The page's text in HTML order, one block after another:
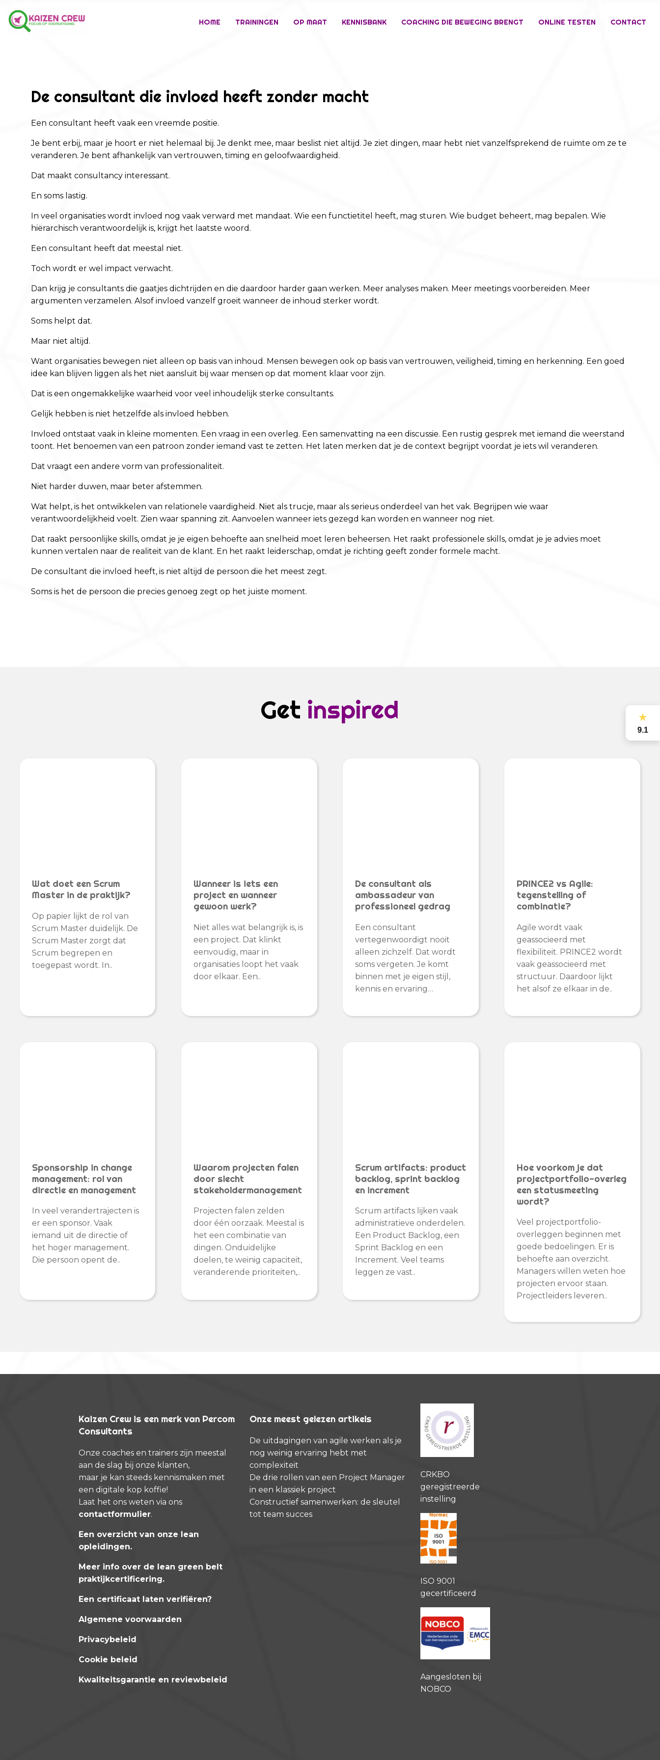
HOME TRAININGEN OP MAAT KENNISBANK COACHING DIE BEWEGING BRENGT ONLINE TESTEN CONTACT
De consultant die invloed heeft zonder macht
Een consultant heeft vaak een vreemde positie.
Je bent erbij, maar je hoort er niet helemaal bij. Je denkt mee, maar beslist niet altijd. Je ziet dingen, maar hebt niet vanzelfsprekend de ruimte om ze te
veranderen. Je bent afhankelijk van vertrouwen, timing en geloofwaardigheid.
Dat maakt consultancy interessant.
En soms lastig.
In veel organisaties wordt invloed nog vaak verward met mandaat. Wie een functietitel heeft, mag sturen. Wie budget beheert, mag bepalen. Wie
hiërarchisch verantwoordelijk is, krijgt het laatste woord.
Een consultant heeft dat meestal niet.
Toch wordt er wel impact verwacht.
Dan krijg je consultants die gaatjes dichtrijden en die daardoor harder gaan werken. Meer analyses maken. Meer meetings voorbereiden. Meer
argumenten verzamelen. Alsof invloed vanzelf groeit wanneer de inhoud sterker wordt.
Soms helpt dat.
Maar niet altijd.
Want organisaties bewegen niet alleen op basis van inhoud. Mensen bewegen ook op basis van vertrouwen, veiligheid, timing en herkenning. Een goed
idee kan blijven liggen als het niet aansluit bij waar mensen op dat moment klaar voor zijn.
Dat is een ongemakkelijke waarheid voor veel inhoudelijk sterke consultants.
Gelijk hebben is niet hetzelfde als invloed hebben.
Invloed ontstaat vaak in kleine momenten. Een vraag in een overleg. Een samenvatting na een discussie. Een rustig gesprek met iemand die weerstand
toont. Het benoemen van een patroon zonder iemand vast te zetten. Het laten merken dat je de context begrijpt voordat je iets wil veranderen.
Dat vraagt een andere vorm van professionaliteit.
Niet harder duwen, maar beter afstemmen.
Wat helpt, is het ontwikkelen van relationele vaardigheid. Niet als trucje, maar als serieus onderdeel van het vak. Begrijpen wie waar
verantwoordelijkheid voelt. Zien waar spanning zit. Aanvoelen wanneer iets gezegd kan worden en wanneer nog niet.
Dat raakt persoonlijke skills, omdat je je eigen behoefte aan snelheid moet leren beheersen. Het raakt professionele skills, omdat je je advies moet
kunnen vertalen naar de realiteit van de klant. En het raakt leiderschap, omdat je richting geeft zonder formele macht.
De consultant die invloed heeft, is niet altijd de persoon die het meest zegt.
Soms is het de persoon die precies genoeg zegt op het juiste moment.
Get inspired
Wat doet een Scrum
Master in de praktijk?
Op papier lijkt de rol van
Scrum Master duidelijk. De
Scrum Master zorgt dat
Scrum begrepen en
toegepast wordt. In..
Wanneer is iets een
project en wanneer
gewoon werk?
Niet alles wat belangrijk is, is
een project. Dat klinkt
eenvoudig, maar in
organisaties loopt het vaak
door elkaar. Een..
De consultant als
ambassadeur van
professioneel gedrag
Een consultant
vertegenwoordigt nooit
alleen zichzelf. Dat wordt
soms vergeten. Je komt
binnen met je eigen stijl,
kennis en ervaring…
PRINCE2 vs Agile:
tegenstelling of
combinatie?
Agile wordt vaak
geassocieerd met
flexibiliteit. PRINCE2 wordt
vaak geassocieerd met
structuur. Daardoor lijkt
het alsof ze elkaar in de..
Sponsorship in change
management: rol van
directie en management
In veel verandertrajecten is
er een sponsor. Vaak
iemand uit de directie of
het hoger management.
Die persoon opent de..
Waarom projecten falen
door slecht
stakeholdermanagement
Projecten falen zelden
door één oorzaak. Meestal is
het een combinatie van
dingen. Onduidelijke
doelen, te weinig capaciteit,
veranderende prioriteiten,..
Scrum artifacts: product
backlog, sprint backlog
en increment
Scrum artifacts lijken vaak
administratieve onderdelen.
Een Product Backlog, een
Sprint Backlog en een
Increment. Veel teams
leggen ze vast..
Hoe voorkom je dat
projectportfolio-overleg
een statusmeeting
wordt?
Veel projectportfolio-
overleggen beginnen met
goede bedoelingen. Er is
behoefte aan overzicht.
Managers willen weten hoe
projecten ervoor staan.
Projectleiders leveren..
★
9.1
Kaizen Crew is een merk van Percom
Consultants
Onze coaches en trainers zijn meestal
aan de slag bij onze klanten,
maar je kan steeds kennismaken met
een digitale kop koffie!
Laat het ons weten via ons
contactformulier.
Een overzicht van onze lean
opleidingen.
Meer info over de lean green belt
praktijkcertificering.
Een certificaat laten verifiëren?
Algemene voorwaarden
Privacybeleid
Cookie beleid
Kwaliteitsgarantie en reviewbeleid
Onze meest gelezen artikels
De uitdagingen van agile werken als je
nog weinig ervaring hebt met
complexiteit
De drie rollen van een Project Manager
in een klassiek project
Constructief samenwerken: de sleutel
tot team succes
CRKBO
geregistreerde
instelling
ISO 9001
gecertificeerd
Aangesloten bij
NOBCO